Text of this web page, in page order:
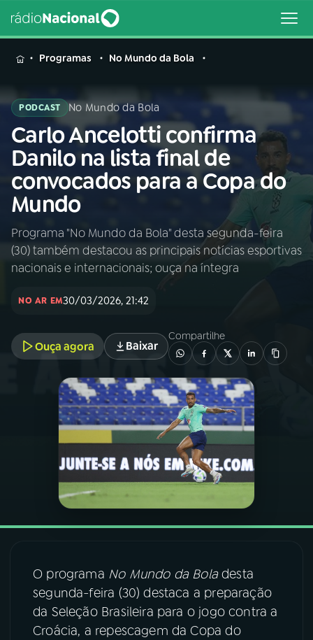
MENU
Buscar
na
Rádio
Nacional
Buscar
01INÍCIO
02A RÁDIO
03PROGRAMAÇÃO
PROGRAMAS
VIDEOCASTS
07ÚLTIMAS
08FESTIVAL DE MÚSICA
ACOMPANHE A RÁDIO NACIONAL
Programas No Mundo da Bola
PODCAST No Mundo da Bola
Carlo Ancelotti confirma
Danilo na lista final de
convocados para a Copa do
Mundo
Programa "No Mundo da Bola" desta segunda-feira
(30) também destacou as principais notícias esportivas
nacionais e internacionais; ouça na íntegra
NO AR EM30/03/2026, 21:42
Ouça agora Baixar
Compartilhe
O programa No Mundo da Boladesta
segunda-feira (30) destaca a preparação
da Seleção Brasileira para o jogo contra a
Croácia, a repescagem da Copa do